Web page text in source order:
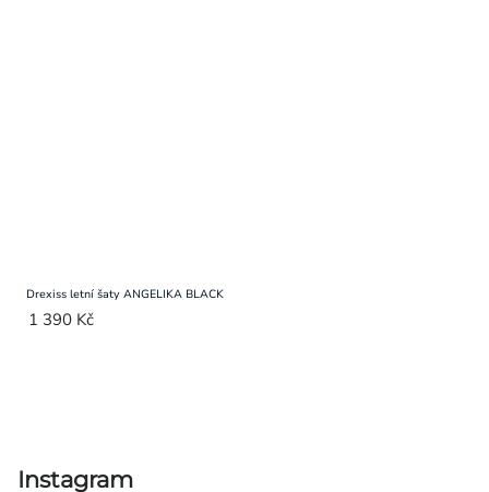
Drexiss letní šaty ANGELIKA BLACK
1 390 Kč
Instagram